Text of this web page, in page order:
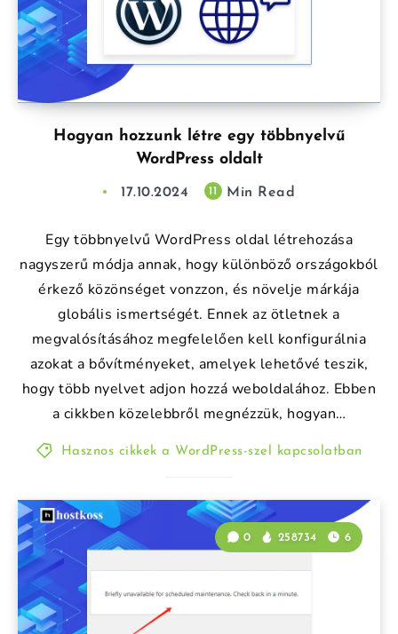
Hogyan hozzunk létre egy többnyelvű
WordPress oldalt
17.10.2024 11 Min Read
Egy többnyelvű WordPress oldal létrehozása
nagyszerű módja annak, hogy különböző országokból
érkező közönséget vonzzon, és növelje márkája
globális ismertségét. Ennek az ötletnek a
megvalósításához megfelelően kell konfigurálnia
azokat a bővítményeket, amelyek lehetővé teszik,
hogy több nyelvet adjon hozzá weboldalához. Ebben
a cikkben közelebbről megnézzük, hogyan…
Hasznos cikkek a WordPress-szel kapcsolatban
0 258734 6